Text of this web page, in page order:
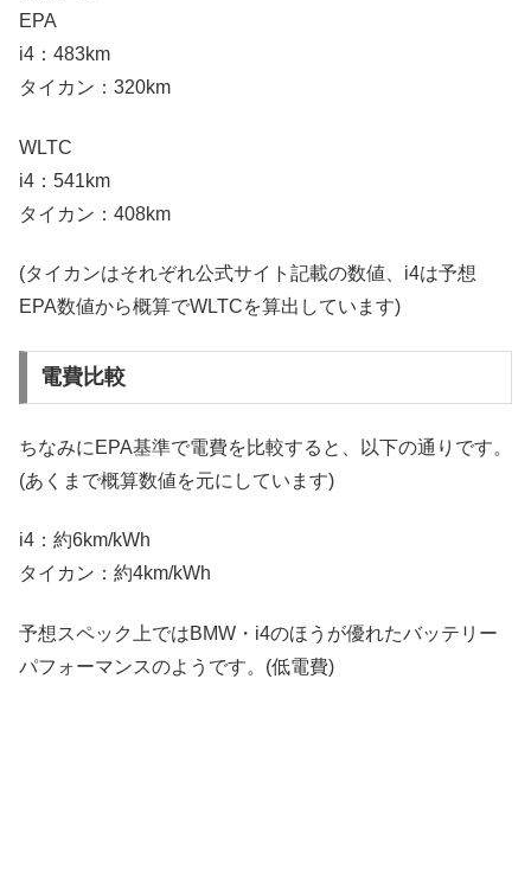
EPA
i4：483km
タイカン：320km
WLTC
i4：541km
タイカン：408km
(タイカンはそれぞれ公式サイト記載の数値、i4は予想
EPA数値から概算でWLTCを算出しています)
電費比較
ちなみにEPA基準で電費を比較すると、以下の通りです。
(あくまで概算数値を元にしています)
i4：約6km/kWh
タイカン：約4km/kWh
予想スペック上ではBMW・i4のほうが優れたバッテリー
パフォーマンスのようです。(低電費)